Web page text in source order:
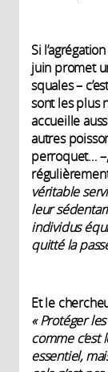
Si
juin promet
squales –
sont les plus
accueille
autres
perroquet…
véritable
leur
individus
quitté la
Et le
« Protéger
comme c’est
essentiel,